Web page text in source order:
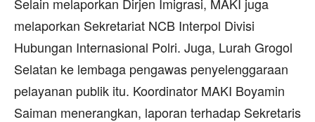
melaporkan Sekretariat NCB Interpol Divisi
Hubungan Internasional Polri. Juga, Lurah Grogol
Selatan ke lembaga pengawas penyelenggaraan
pelayanan publik itu. Koordinator MAKI Boyamin
Saiman menerangkan, laporan terhadap Sekretaris